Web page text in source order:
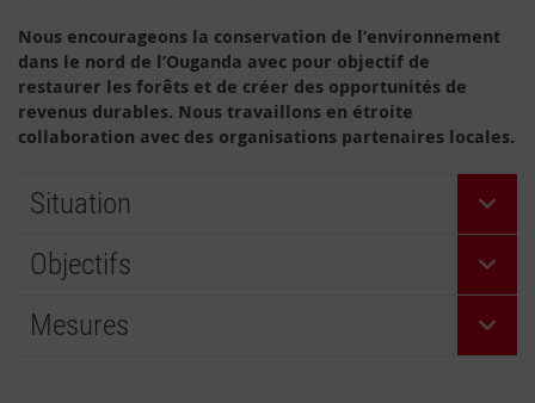
Nous encourageons la conservation de l’environnement
dans le nord de l’Ouganda avec pour objectif de
restaurer les forêts et de créer des opportunités de
revenus durables. Nous travaillons en étroite
collaboration avec des organisations partenaires locales.
Situation
Objectifs
Mesures